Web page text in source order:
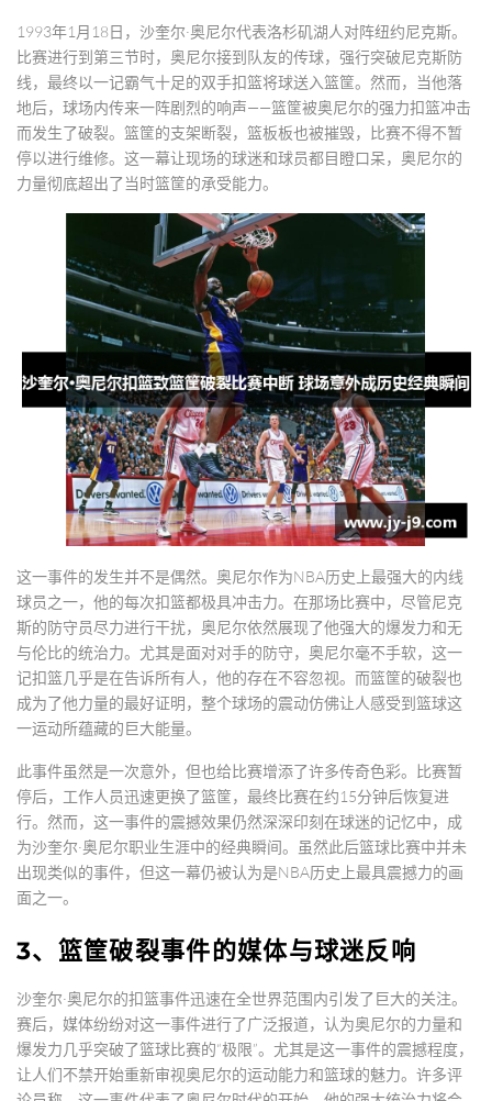
1993年1月18日，沙奎尔·奥尼尔代表洛杉矶湖人对阵纽约尼克斯。
比赛进行到第三节时，奥尼尔接到队友的传球，强行突破尼克斯防
线，最终以一记霸气十足的双手扣篮将球送入篮筐。然而，当他落
地后，球场内传来一阵剧烈的响声——篮筐被奥尼尔的强力扣篮冲击
而发生了破裂。篮筐的支架断裂，篮板板也被摧毁，比赛不得不暂
停以进行维修。这一幕让现场的球迷和球员都目瞪口呆，奥尼尔的
力量彻底超出了当时篮筐的承受能力。
这一事件的发生并不是偶然。奥尼尔作为NBA历史上最强大的内线
球员之一，他的每次扣篮都极具冲击力。在那场比赛中，尽管尼克
斯的防守员尽力进行干扰，奥尼尔依然展现了他强大的爆发力和无
与伦比的统治力。尤其是面对对手的防守，奥尼尔毫不手软，这一
记扣篮几乎是在告诉所有人，他的存在不容忽视。而篮筐的破裂也
成为了他力量的最好证明，整个球场的震动仿佛让人感受到篮球这
一运动所蕴藏的巨大能量。
此事件虽然是一次意外，但也给比赛增添了许多传奇色彩。比赛暂
停后，工作人员迅速更换了篮筐，最终比赛在约15分钟后恢复进
行。然而，这一事件的震撼效果仍然深深印刻在球迷的记忆中，成
为沙奎尔·奥尼尔职业生涯中的经典瞬间。虽然此后篮球比赛中并未
出现类似的事件，但这一幕仍被认为是NBA历史上最具震撼力的画
面之一。
3、篮筐破裂事件的媒体与球迷反响
沙奎尔·奥尼尔的扣篮事件迅速在全世界范围内引发了巨大的关注。
赛后，媒体纷纷对这一事件进行了广泛报道，认为奥尼尔的力量和
爆发力几乎突破了篮球比赛的“极限”。尤其是这一事件的震撼程度，
让人们不禁开始重新审视奥尼尔的运动能力和篮球的魅力。许多评